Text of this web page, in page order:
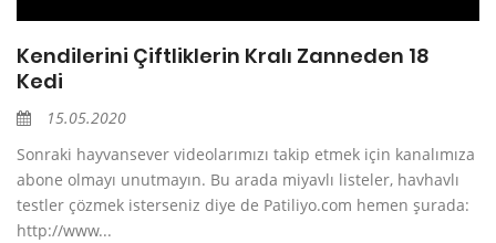
Kendilerini Çiftliklerin Kralı Zanneden 18
Kedi
15.05.2020
Sonraki hayvansever videolarımızı takip etmek için kanalımıza
abone olmayı unutmayın. Bu arada miyavlı listeler, havhavlı
testler çözmek isterseniz diye de Patiliyo.com hemen şurada:
http://www...